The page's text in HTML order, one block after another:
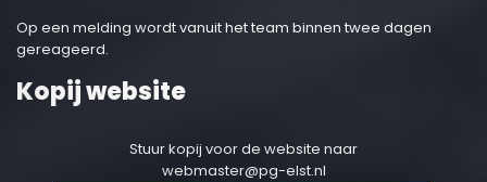
Op een melding wordt vanuit het team binnen twee dagen
gereageerd.
Kopij website
Stuur kopij voor de website naar
webmaster@pg-elst.nl